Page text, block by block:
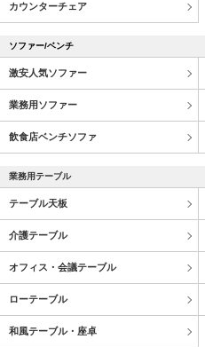
カウンターチェア
ソファー/ベンチ
激安人気ソファー
業務用ソファー
飲食店ベンチソファ
業務用テーブル
テーブル天板
介護テーブル
オフィス・会議テーブル
ローテーブル
和風テーブル・座卓